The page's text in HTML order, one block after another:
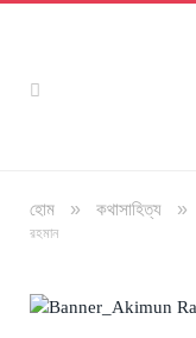
হোম » কথাসাহিত্য »
রহমান